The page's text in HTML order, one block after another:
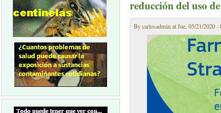
reducción del uso
By carlosadmin at Jue, 05/21/2020 -